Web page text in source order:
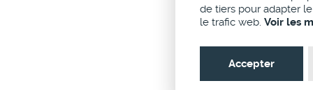
de tiers pour adapter
le trafic web. Voir les
Accepter